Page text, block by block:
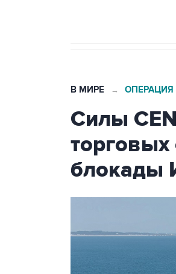
В МИРЕ →
Силы
блокады